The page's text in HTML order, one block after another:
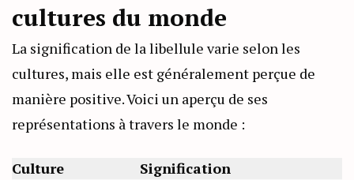
cultures du monde
La signification de la libellule varie selon les
cultures, mais elle est généralement perçue de
manière positive. Voici un aperçu de ses
représentations à travers le monde :
Culture Signification